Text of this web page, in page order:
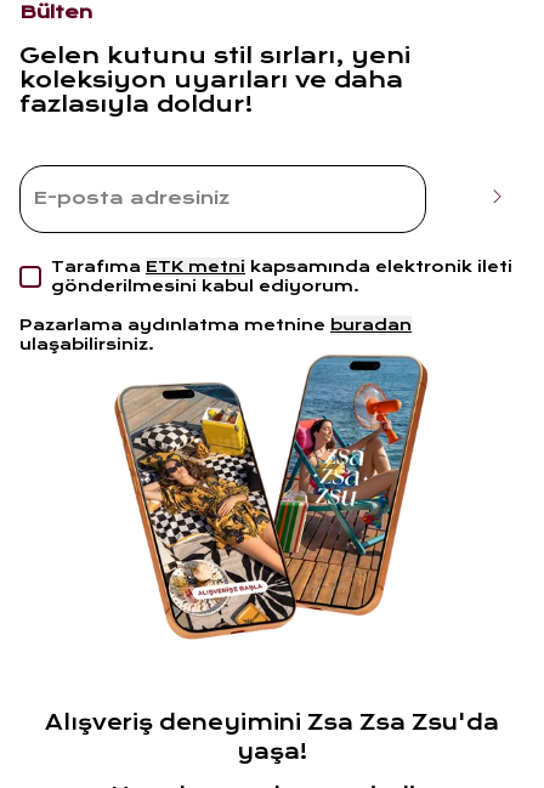
Bülten
Gelen kutunu stil sırları, yeni
koleksiyon uyarıları ve daha
fazlasıyla doldur!
Tarafıma ETK metni kapsamında elektronik ileti
gönderilmesini kabul ediyorum.
Pazarlama aydınlatma metnine buradan
ulaşabilirsiniz.
Alışveriş deneyimini Zsa Zsa Zsu'da
yaşa!